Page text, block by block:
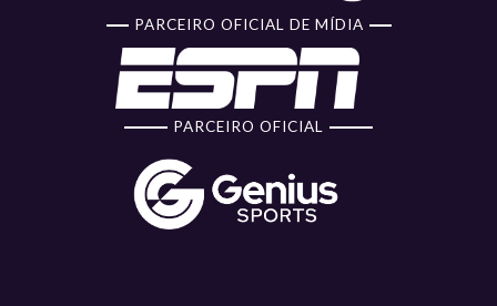
PARCEIRO OFICIAL DE MÍDIA
PARCEIRO OFICIAL